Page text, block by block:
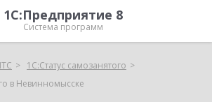
1С:Предприятие 8
Система программ
1С:Статус самозанятого
в Невинномысске